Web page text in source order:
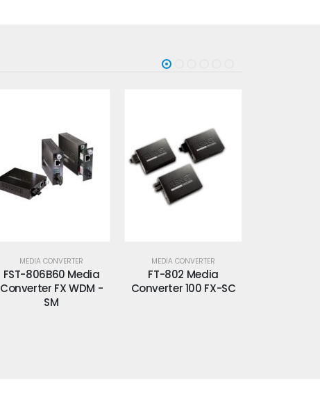
MEDIA CONVERTER
FT-802 Media
Converter 100 FX-SC
MEDIA CONVERTER
FT-802S35 Media
Converter 100 FX-SC